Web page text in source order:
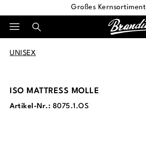
Großes Kernsortiment
UNISEX
ISO MATTRESS MOLLE
Artikel-Nr.: 8075.1.OS